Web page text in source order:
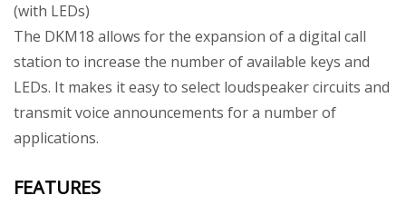
(with LEDs)
The DKM18 allows for the expansion of a digital call
station to increase the number of available keys and
LEDs. It makes it easy to select loudspeaker circuits and
transmit voice announcements for a number of
applications.
FEATURES